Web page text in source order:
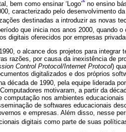
bem como ensinar ‘Logo’
no ensino
caracterizado pelo desenvolvimento
destinadas a introduzir as novas
que inicia nos anos 2000, quando
digitais oferecidos por empresas
o alcance dos projetos para
razões, por causa da inexistência de
Control Protocol/Internet Protocol)
digitalizados e dos próprios
década de 1990, pela equipe liderada
motivaram, a partir da
computação nos ambientes
de softwares educacionais
e empresas. Além disso, nesse
digitais como parte de suas